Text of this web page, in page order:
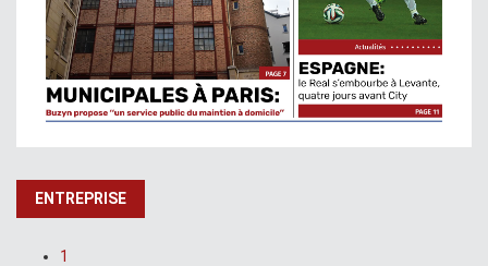
ENTREPRISE
1